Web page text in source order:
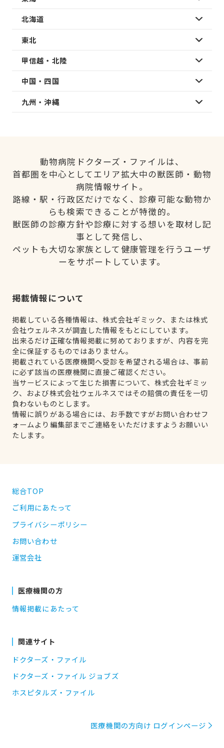
北海道
東北
甲信越・北陸
中国・四国
九州・沖縄
動物病院ドクターズ・ファイルは、
首都圏を中心としてエリア拡大中の獣医師・動物
病院情報サイト。
路線・駅・行政区だけでなく、診療可能な動物か
らも検索できることが特徴的。
獣医師の診療方針や診療に対する想いを取材し記
事として発信し、
ペットも大切な家族として健康管理を行うユーザ
ーをサポートしています。
掲載情報について
掲載している各種情報は、株式会社ギミック、または株式
会社ウェルネスが調査した情報をもとにしています。
出来るだけ正確な情報掲載に努めておりますが、内容を完
全に保証するものではありません。
掲載されている医療機関へ受診を希望される場合は、事前
に必ず該当の医療機関に直接ご確認ください。
当サービスによって生じた損害について、株式会社ギミッ
ク、および株式会社ウェルネスではその賠償の責任を一切
負わないものとします。
情報に誤りがある場合には、お手数ですがお問い合わせフ
ォームより編集部までご連絡をいただけますようお願いい
たします。
総合TOP
ご利用にあたって
プライバシーポリシー
お問い合わせ
運営会社
医療機関の方
情報掲載にあたって
関連サイト
ドクターズ・ファイル
ドクターズ・ファイル ジョブズ
ホスピタルズ・ファイル
医療機関の方向け ログインページ